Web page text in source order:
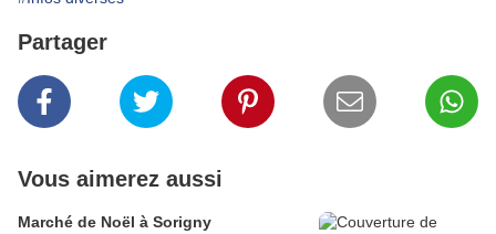
Partager
Vous aimerez aussi
Marché de Noël à Sorigny